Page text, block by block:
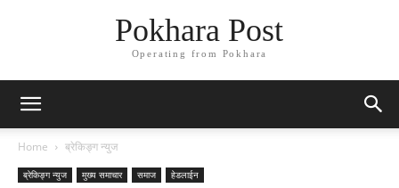
Pokhara Post
Operating from Pokhara
Home ब्रेकिङ्ग न्युज
ब्रेकिङ्ग न्युज मुख्य समाचार समाज हेडलाईन